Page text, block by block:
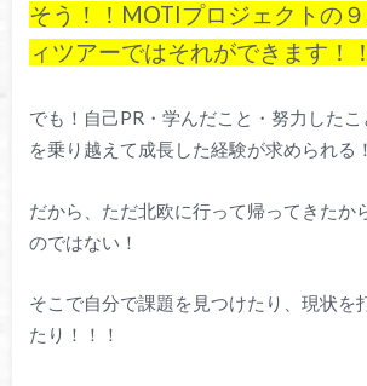
そう！！MOTIプロジェクトの
ィツアーではそれができます！
でも！自己PR・学んだこと・努力した
を乗り越えて成長した経験が求められる！
だから、ただ北欧に行って帰ってきたか
のではない！
そこで自分で課題を見つけたり、現状を
たり！！！